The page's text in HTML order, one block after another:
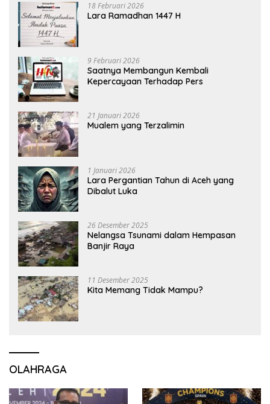
18 Februari 2026
Lara Ramadhan 1447 H
9 Februari 2026
Saatnya Membangun Kembali
Kepercayaan Terhadap Pers
21 Januari 2026
Mualem yang Terzalimin
1 Januari 2026
Lara Pergantian Tahun di Aceh yang
Dibalut Luka
26 Desember 2025
Nelangsa Tsunami dalam Hempasan
Banjir Raya
11 Desember 2025
Kita Memang Tidak Mampu?
OLAHRAGA